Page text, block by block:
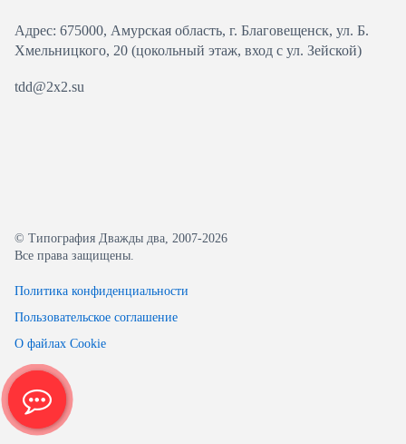
Адрес: 675000, Амурская область, г. Благовещенск, ул. ​Б.
Хмельницкого, 20 (цокольный этаж, вход с ул. Зейской)
tdd@2x2.su
© Типография Дважды два, 2007-2026
Все права защищены.
Политика конфиденциальности
Пользовательское соглашение
О файлах Cookie